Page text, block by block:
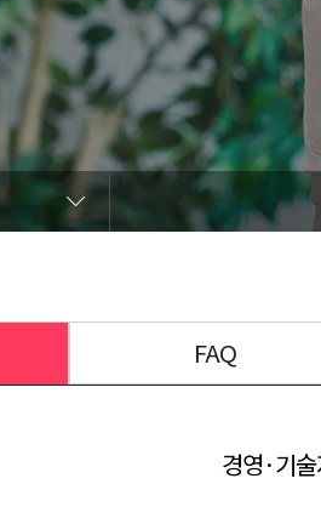
FAQ
경영·기